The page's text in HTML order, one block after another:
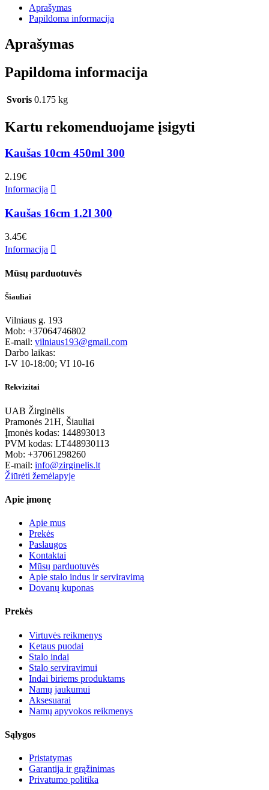
Aprašymas
Papildoma informacija
Aprašymas
Papildoma informacija
Svoris 0.175 kg
Kartu rekomenduojame įsigyti
Kaušas 10cm 450ml 300
2.19€
Informacija
Kaušas 16cm 1.2l 300
3.45€
Informacija
Mūsų parduotuvės
Šiauliai
Vilniaus g. 193
Mob: +37064746802
E-mail: vilniaus193@gmail.com
Darbo laikas:
I-V 10-18:00; VI 10-16
Rekvizitai
UAB Žirginėlis
Pramonės 21H, Šiauliai
Įmonės kodas: 144893013
PVM kodas: LT448930113
Mob: +37061298260
E-mail: info@zirginelis.lt
Žiūrėti žemėlapyje
Apie įmonę
Apie mus
Prekės
Paslaugos
Kontaktai
Mūsų parduotuvės
Apie stalo indus ir serviravimą
Dovanų kuponas
Prekės
Virtuvės reikmenys
Ketaus puodai
Stalo indai
Stalo serviravimui
Indai biriems produktams
Namų jaukumui
Aksesuarai
Namų apyvokos reikmenys
Sąlygos
Pristatymas
Garantija ir grąžinimas
Privatumo politika